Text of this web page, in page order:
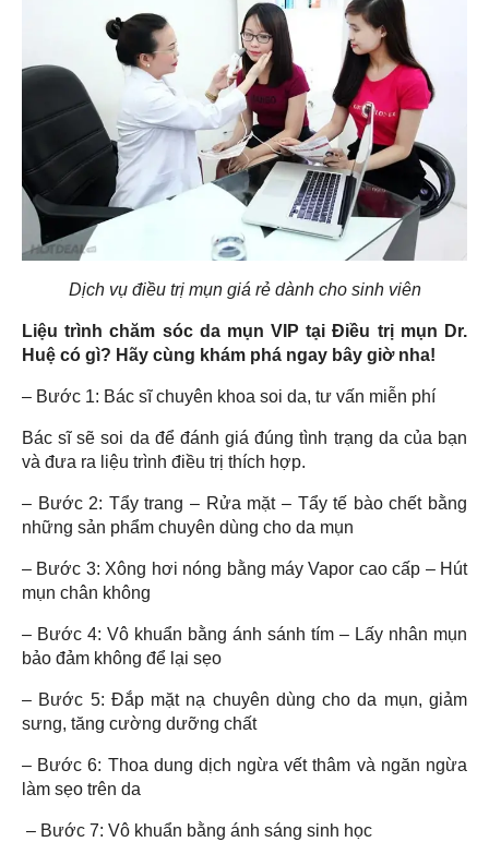
Dịch vụ điều trị mụn giá rẻ dành cho sinh viên
Liệu trình chăm sóc da mụnVIP tại Điều trị mụn Dr.
Huệ có gì? Hãy cùng khám phá ngay bây giờ nha!
– Bước 1: Bác sĩ chuyên khoa soi da, tư vấn miễn phí
Bác sĩ sẽ soi da để đánh giá đúng tình trạng da của bạn
và đưa ra liệu trình điều trị thích hợp.
– Bước 2: Tẩy trang – Rửa mặt – Tẩy tế bào chết bằng
những sản phẩm chuyên dùng cho da mụn
– Bước 3: Xông hơi nóng bằng máy Vapor cao cấp – Hút
mụn chân không
– Bước 4: Vô khuẩn bằng ánh sánh tím – Lấy nhân mụn
bảo đảm không để lại sẹo
– Bước 5: Đắp mặt nạ chuyên dùng cho da mụn, giảm
sưng, tăng cường dưỡng chất
– Bước 6: Thoa dung dịch ngừa vết thâm và ngăn ngừa
làm sẹo trên da
– Bước 7: Vô khuẩn bằng ánh sáng sinh học